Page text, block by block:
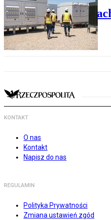
OZE -
KONTAKT
O nas
Kontakt
Napisz do nas
REGULAMIN
Polityka Prywatności
Zmiana ustawień zgód